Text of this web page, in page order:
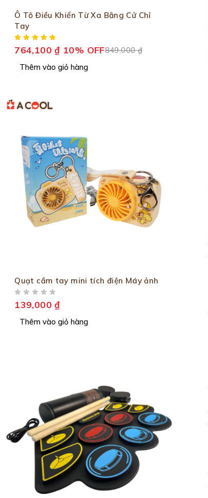
Ô Tô Điều Khiển Từ Xa Bằng Cử Chỉ
Tay
849,000₫
764,100 ₫ 10% OFF
Thêm vào giỏ hàng
Quạt cầm tay mini tích điện Máy ảnh
139,000 ₫
Thêm vào giỏ hàng